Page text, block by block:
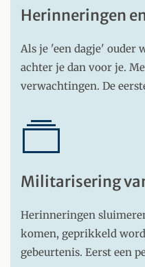
Herinneringen
Als je 'een dagje' ouder
achter je dan voor je.
verwachtingen. De
Militarisering
Herinneringen
komen, geprikkeld
gebeurtenis. Eerst een